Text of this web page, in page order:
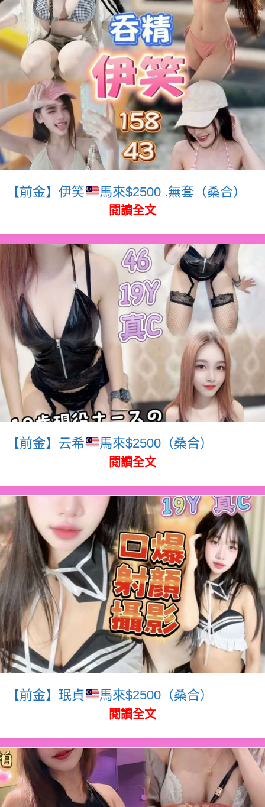
【前金】伊笑 馬來$2500 .無套（桑合）
閱讀全文
【前金】云希 馬來$2500（桑合）
閱讀全文
【前金】珉貞 馬來$2500（桑合）
閱讀全文